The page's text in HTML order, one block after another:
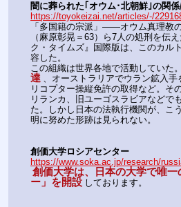
闇に葬られた｢オウム･北朝鮮｣の関
https://toyokeizai.net/articles/-/
「多国籍の宗派」――オウム真理教
（麻原彰晃＝63）ら7人の処刑を伝
ク・タイムズ』国際版は、このカル
容した。
この組織は世界各地で活動していた。
達 、オーストラリアでウラン鉱入
リコプター操縦免許の取得など。そ
リランカ、旧ユーゴスラビアなどで
た。しかし日本の法執行機関が、こ
明に努めた形跡は見られない。
創価大学ロシアセンター
https://www.soka.ac.jp/research/
創価大学は、日本の大学で唯一
ー」を開設 しております。